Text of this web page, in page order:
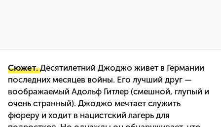
Сюжет. Десятилетний Джоджо живет в Германии
последних месяцев войны. Его лучший друг —
воображаемый Адольф Гитлер (смешной, глупый и
очень странный). Джоджо мечтает служить
фюреру и ходит в нацистский лагерь для